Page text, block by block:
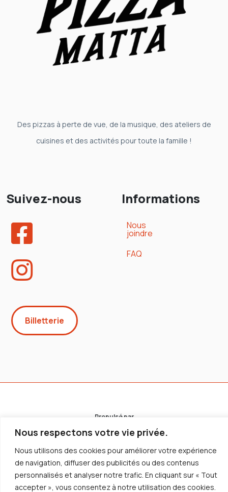
Nous respectons votre vie privée.
Nous utilisons des cookies pour améliorer votre expérience
de navigation, diffuser des publicités ou des contenus
personnalisés et analyser notre trafic. En cliquant sur « Tout
accepter », vous consentez à notre utilisation des cookies.
Des pizzas à perte de vue, de la musique, des ateliers de
cuisines et des activités pour toute la famille !
Suivez-nous Informations
Nous
joindre
FAQ
Billetterie
Propulsé par